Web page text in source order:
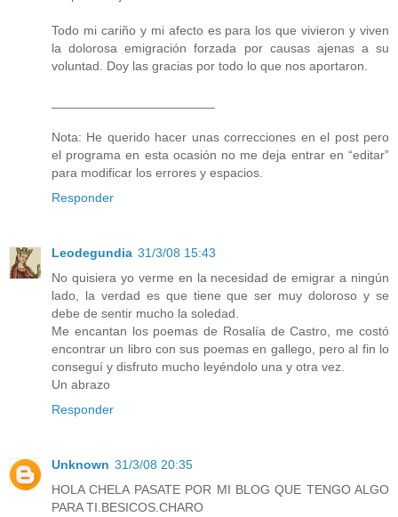
Todo mi cariño y mi afecto es para los que vivieron y viven
la dolorosa emigración forzada por causas ajenas a su
voluntad. Doy las gracias por todo lo que nos aportaron.
Nota: He querido hacer unas correcciones en el post pero
el programa en esta ocasión no me deja entrar en “editar”
para modificar los errores y espacios.
Responder
Leodegundia 31/3/08 15:43
No quisiera yo verme en la necesidad de emigrar a ningún
lado, la verdad es que tiene que ser muy doloroso y se
debe de sentir mucho la soledad.
Me encantan los poemas de Rosalía de Castro, me costó
encontrar un libro con sus poemas en gallego, pero al fin lo
conseguí y disfruto mucho leyéndolo una y otra vez.
Un abrazo
Responder
Unknown 31/3/08 20:35
HOLA CHELA PASATE POR MI BLOG QUE TENGO ALGO
PARA TI.BESICOS.CHARO